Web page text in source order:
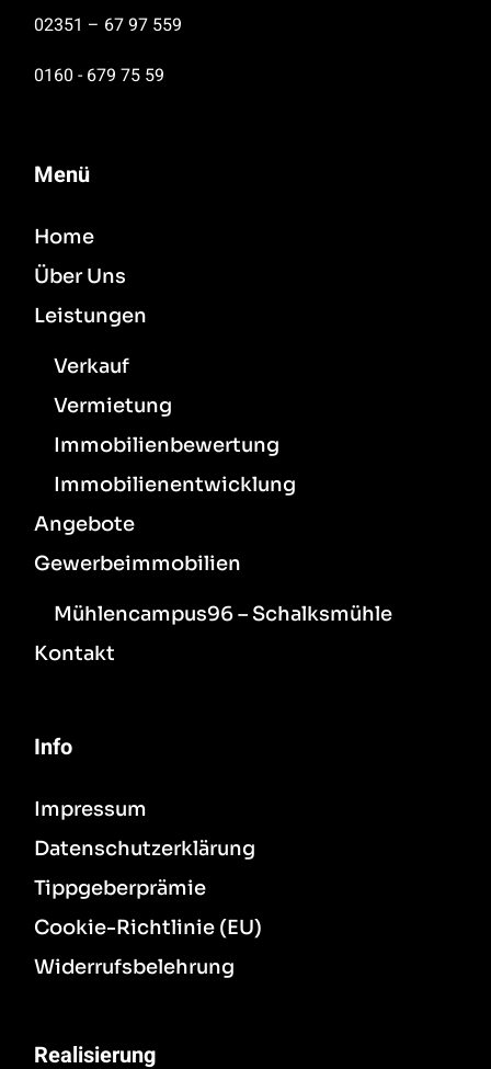
02351 – 67 97 559
0160 - 679 75 59
Menü
Home
Über Uns
Leistungen
Verkauf
Vermietung
Immobilienbewertung
Immobilienentwicklung
Angebote
Gewerbeimmobilien
Mühlencampus96 – Schalksmühle
Kontakt
Info
Impressum
Datenschutzerklärung
Tippgeberprämie
Cookie-Richtlinie (EU)
Widerrufsbelehrung
Realisierung